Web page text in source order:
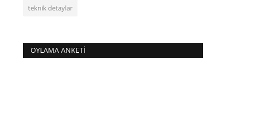
teknik detaylar
OYLAMA ANKETI